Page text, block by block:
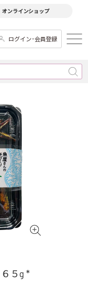
オンラインショップ
ログイン･会員登録
５g *